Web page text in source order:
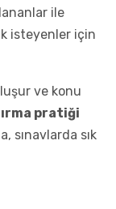
ile
isteyenler için
ve konu
pratiği
sınavlarda sık